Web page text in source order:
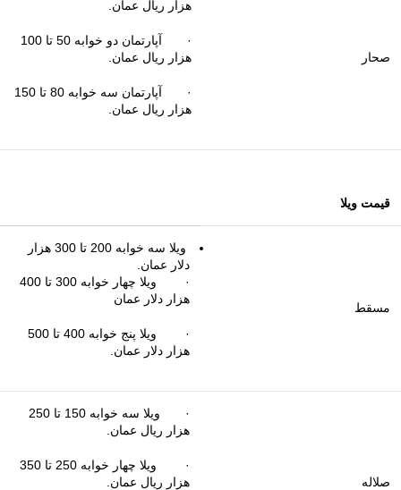
صحار
هزار ریال عمان.
· آپارتمان دو خوابه 50 تا 100
هزار ریال عمان.
· آپارتمان سه خوابه 80 تا 150
هزار ریال عمان.
قیمت ویلا
مسقط
ویلا سه خوابه 200 تا 300 هزار
دلار عمان.
· ویلا چهار خوابه 300 تا 400
هزار دلار عمان
· ویلا پنج خوابه 400 تا 500
هزار دلار عمان.
صلاله
· ویلا سه خوابه 150 تا 250
هزار ریال عمان.
· ویلا چهار خوابه 250 تا 350
هزار ریال عمان.